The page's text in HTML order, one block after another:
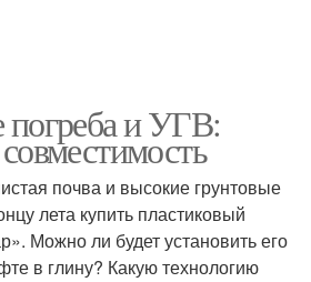
погреба и УГВ:
почва и высокие грунтовые
лета купить пластиковый
Можно ли будет установить его
в глину? Какую технологию